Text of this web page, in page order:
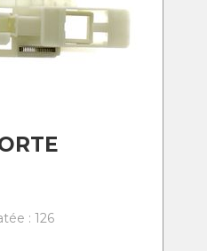
: 126